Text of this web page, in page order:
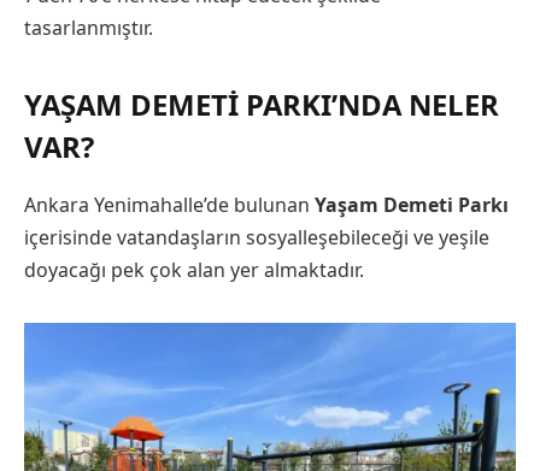
tasarlanmıştır.
YAŞAM DEMETI PARKI’NDA NELER
VAR?
Ankara Yenimahalle’de bulunan Yaşam Demeti Parkı
içerisinde vatandaşların sosyalleşebileceği ve yeşile
doyacağı pek çok alan yer almaktadır.